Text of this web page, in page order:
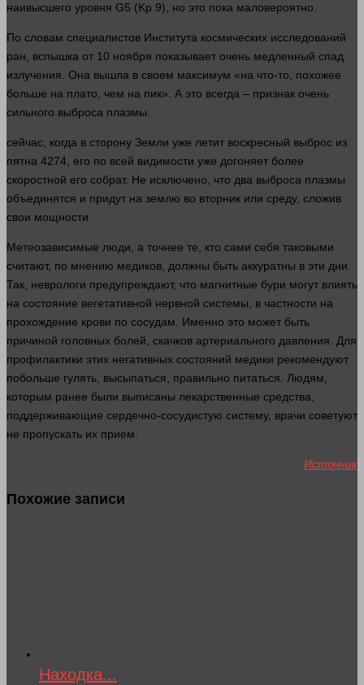
наивысшего уровня G5 (Kp 9), но это пока маловероятно.
По словам специалистов Института космических исследований
ран , вспышка от 10 ноября показывает очень медленный спад
излучения. Она вышла в своем максимум «на что-то, похожее
больше на плато, чем на пик». А это всегда – признак очень
сильного выброса плазмы.
сейчас , когда в сторону Земли уже летит воскресный выброс из
пятна 4274, его по всей видимости уже догоняет более
скоростной его собрат. Не исключено, что два выброса плазмы
объединятся и придут на землю во вторник или среду, сложив
свои мощности.
Метеозависимые люди , а точнее те, кто сами себя таковыми
считают, по мнению медиков , должны быть аккуратны в эти дни.
Так, неврологи предупреждают, что магнитные бури могут влиять
на состояние вегетативной нервной системы , в частности на
прохождение крови по сосудам. Именно это может быть
причиной головных болей, скачков артериального давления . Для
профилактики этих негативных состояний медики рекомендуют
побольше гулять, высыпаться, правильно питаться. Людям,
которым ранее были выписаны лекарственные средства
поддерживающие сердечно-сосудистую систему, врачи советуют
не пропускать их прием.
Источник
Похожие записи
Находка...